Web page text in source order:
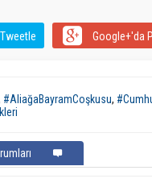
Tweetle Google+'da
#AliağaBayramCoşkusu,